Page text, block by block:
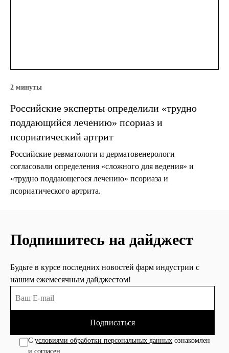
2 минуты
Российские эксперты определили «трудно
поддающийся лечению» псориаз и
псориатический артрит
Российские ревматологи и дерматовенерологи
согласовали определения «сложного для ведения» и
«трудно поддающегося лечению» псориаза и
псориатического артрита.
Подпишитесь на дайджест
Будьте в курсе последних новостей фарм индустрии с
нашим ежемесячным дайджестом!
Подписаться
Сусловиями обработки персональных данных ознакомлен
и согласен